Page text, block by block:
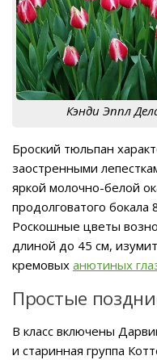
Кэнди Эппл
Броский тюльпан
заостренными
яркой молочно-белой
продолговатого
Роскошные цветы
длиной до 45 см,
кремовых анютиных
Простые
В класс включены
и старинная группа